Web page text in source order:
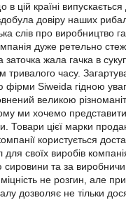
цій країні
довіру наших
слів про виробництво
дуже ретельно
заточка жала гачка в
тривалого часу.
фірми Siweida гідною
великою
ми хочемо
Товари цієї марки
користується
для своїх виробів
сировини та за
не розгин, але
дозволяє не тільки